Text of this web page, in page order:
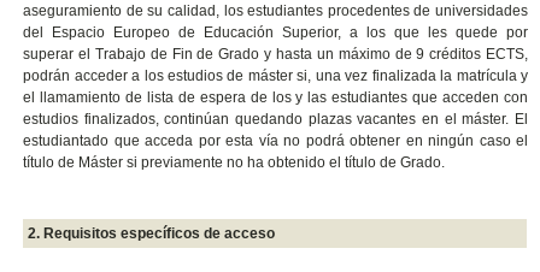
aseguramiento de su calidad, los estudiantes procedentes de universidades
del Espacio Europeo de Educación Superior, a los que les quede por
superar el Trabajo de Fin de Grado y hasta un máximo de 9 créditos ECTS,
podrán acceder a los estudios de máster si, una vez finalizada la matrícula y
el llamamiento de lista de espera de los y las estudiantes que acceden con
estudios finalizados, continúan quedando plazas vacantes en el máster. El
estudiantado que acceda por esta vía no podrá obtener en ningún caso el
título de Máster si previamente no ha obtenido el título de Grado.
2. Requisitos específicos de acceso